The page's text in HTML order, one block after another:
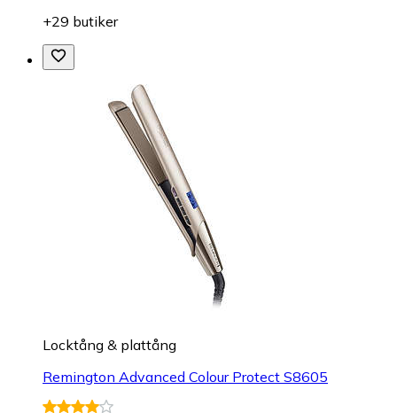
+29 butiker
Locktång & plattång
Remington Advanced Colour Protect S8605